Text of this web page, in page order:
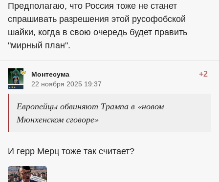
Предполагаю, что Россия тоже не станет
спрашивать разрешения этой русофобской
шайки, когда в свою очередь будет править
"мирный план".
Монтесума +2
22 ноября 2025 19:37
Европейцы обвиняют Трампа в «новом
Мюнхенском сговоре»
И герр Мерц тоже так считает?